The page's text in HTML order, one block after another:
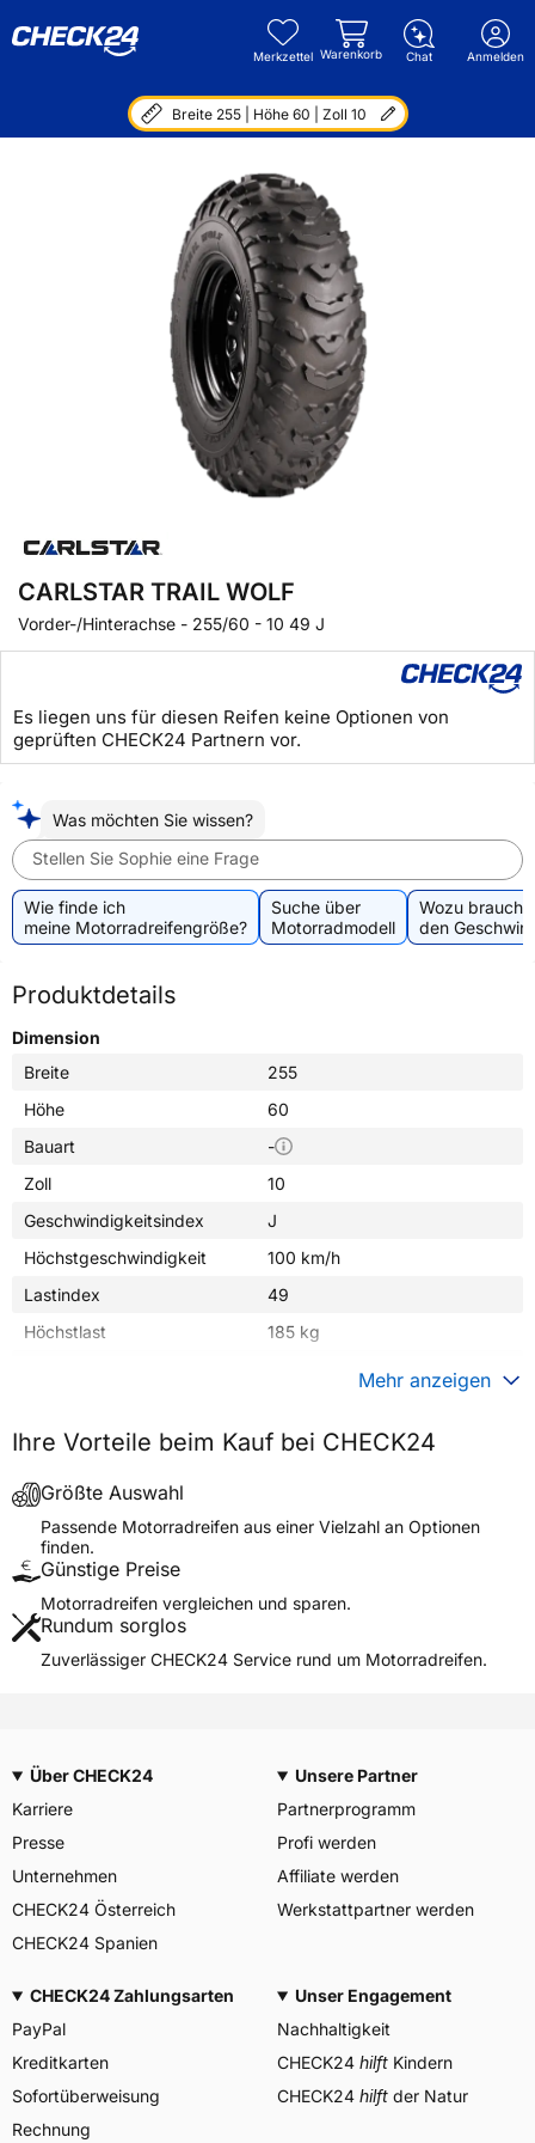
Merkzettel Warenkorb Chat Anmelden
Breite 255 | Höhe 60 | Zoll 10
CARLSTAR TRAIL WOLF
Vorder-/Hinterachse - 255/60 - 10 49 J
Es liegen uns für diesen Reifen keine Optionen von
geprüften CHECK24 Partnern vor.
Was möchten Sie wissen?
Stellen Sie Sophie eine Frage
Wie finde ich
meine Motorradreifengröße?
Suche über
Motorradmodell
Wozu
den
Produktdetails
Dimension
Breite
255
Höhe
60
Bauart
-
Zoll
10
Geschwindigkeitsindex
J
Höchstgeschwindigkeit
100 km/h
Lastindex
49
Höchstlast
185 kg
Fahrzeugtyp
Motorrad
Verwendung
Modellname
TRAIL WOLF
Reifenposition
Motorradtyp
General
Weitere Eigenschaften
Allgemeine Produktsicherheit (GPSR)
Herstellerkontakt
The Carlstar Group LLC, 725
Franklin USA, (800) 827-
Mehr anzeigen
Ihre Vorteile beim Kauf bei CHECK24
Größte Auswahl
Passende Motorradreifen aus einer Vielzahl an Optionen
finden.
Günstige Preise
Motorradreifen vergleichen und sparen.
Rundum sorglos
Zuverlässiger CHECK24 Service rund um Motorradreifen.
Über CHECK24
Karriere
Presse
Unternehmen
CHECK24 Österreich
CHECK24 Spanien
Unsere Partner
Partnerprogramm
Profi werden
Affiliate werden
Werkstattpartner werden
CHECK24 Zahlungsarten
PayPal
Kreditkarten
Sofortüberweisung
Rechnung
Unser Engagement
Nachhaltigkeit
CHECK24 hilft Kindern
CHECK24 hilft der Natur